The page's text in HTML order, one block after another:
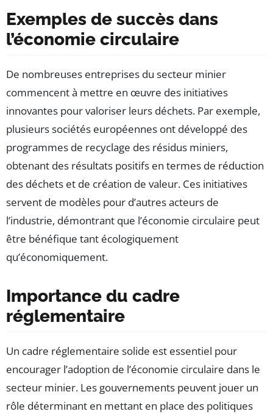
Exemples de succès dans
l’économie circulaire
De nombreuses entreprises du secteur minier
commencent à mettre en œuvre des initiatives
innovantes pour valoriser leurs déchets. Par exemple,
plusieurs sociétés européennes ont développé des
programmes de recyclage des résidus miniers,
obtenant des résultats positifs en termes de réduction
des déchets et de création de valeur. Ces initiatives
servent de modèles pour d’autres acteurs de
l’industrie, démontrant que l’économie circulaire peut
être bénéfique tant écologiquement
qu’économiquement.
Importance du cadre
réglementaire
Un cadre réglementaire solide est essentiel pour
encourager l’adoption de l’économie circulaire dans le
secteur minier. Les gouvernements peuvent jouer un
rôle déterminant en mettant en place des politiques